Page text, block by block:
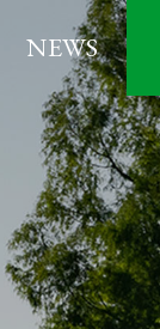
NEWS